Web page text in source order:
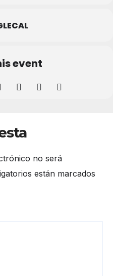
event
no será
están marcados